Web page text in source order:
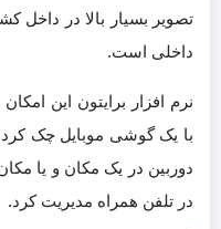
تصویر بسیار بالا در داخل
داخلی است.
با یک گوشی موبایل چک
دوربین در یک مکان و یا
در تلفن همراه مدیریت کرد.